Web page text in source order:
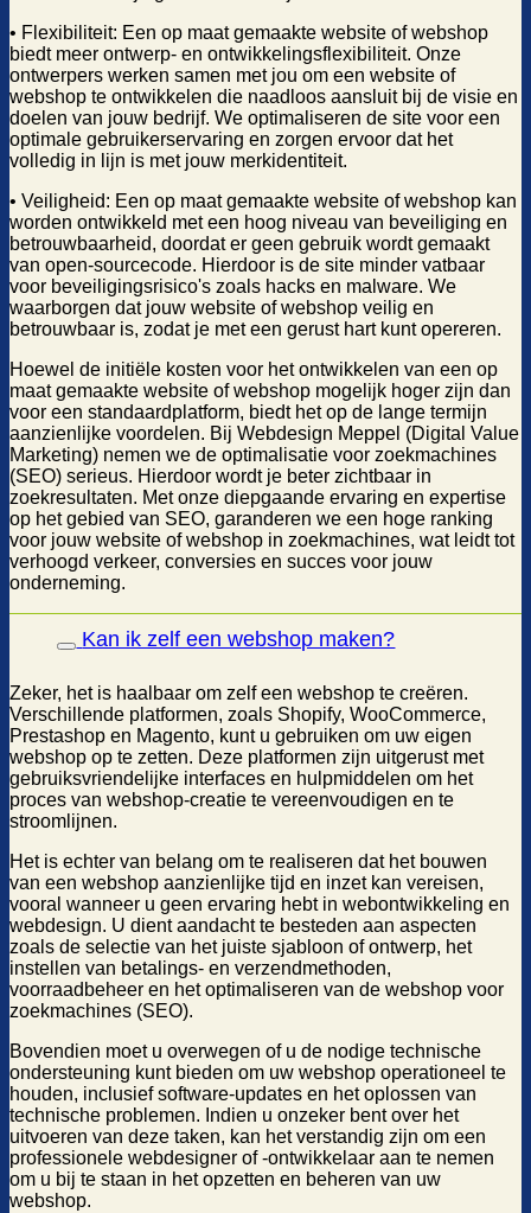
• Flexibiliteit: Een op maat gemaakte website of webshop
biedt meer ontwerp- en ontwikkelingsflexibiliteit. Onze
ontwerpers werken samen met jou om een website of
webshop te ontwikkelen die naadloos aansluit bij de visie en
doelen van jouw bedrijf. We optimaliseren de site voor een
optimale gebruikerservaring en zorgen ervoor dat het
volledig in lijn is met jouw merkidentiteit.
• Veiligheid: Een op maat gemaakte website of webshop kan
worden ontwikkeld met een hoog niveau van beveiliging en
betrouwbaarheid, doordat er geen gebruik wordt gemaakt
van open-sourcecode. Hierdoor is de site minder vatbaar
voor beveiligingsrisico's zoals hacks en malware. We
waarborgen dat jouw website of webshop veilig en
betrouwbaar is, zodat je met een gerust hart kunt opereren.
Hoewel de initiële kosten voor het ontwikkelen van een op
maat gemaakte website of webshop mogelijk hoger zijn dan
voor een standaardplatform, biedt het op de lange termijn
aanzienlijke voordelen. Bij Webdesign Meppel (Digital Value
Marketing) nemen we de optimalisatie voor zoekmachines
(SEO) serieus. Hierdoor wordt je beter zichtbaar in
zoekresultaten. Met onze diepgaande ervaring en expertise
op het gebied van SEO, garanderen we een hoge ranking
voor jouw website of webshop in zoekmachines, wat leidt tot
verhoogd verkeer, conversies en succes voor jouw
onderneming.
Kan ik zelf een webshop maken?
Zeker, het is haalbaar om zelf een webshop te creëren.
Verschillende platformen, zoals Shopify, WooCommerce,
Prestashop en Magento, kunt u gebruiken om uw eigen
webshop op te zetten. Deze platformen zijn uitgerust met
gebruiksvriendelijke interfaces en hulpmiddelen om het
proces van webshop-creatie te vereenvoudigen en te
stroomlijnen.
Het is echter van belang om te realiseren dat het bouwen
van een webshop aanzienlijke tijd en inzet kan vereisen,
vooral wanneer u geen ervaring hebt in webontwikkeling en
webdesign. U dient aandacht te besteden aan aspecten
zoals de selectie van het juiste sjabloon of ontwerp, het
instellen van betalings- en verzendmethoden,
voorraadbeheer en het optimaliseren van de webshop voor
zoekmachines (SEO).
Bovendien moet u overwegen of u de nodige technische
ondersteuning kunt bieden om uw webshop operationeel te
houden, inclusief software-updates en het oplossen van
technische problemen. Indien u onzeker bent over het
uitvoeren van deze taken, kan het verstandig zijn om een
professionele webdesigner of -ontwikkelaar aan te nemen
om u bij te staan in het opzetten en beheren van uw
webshop.